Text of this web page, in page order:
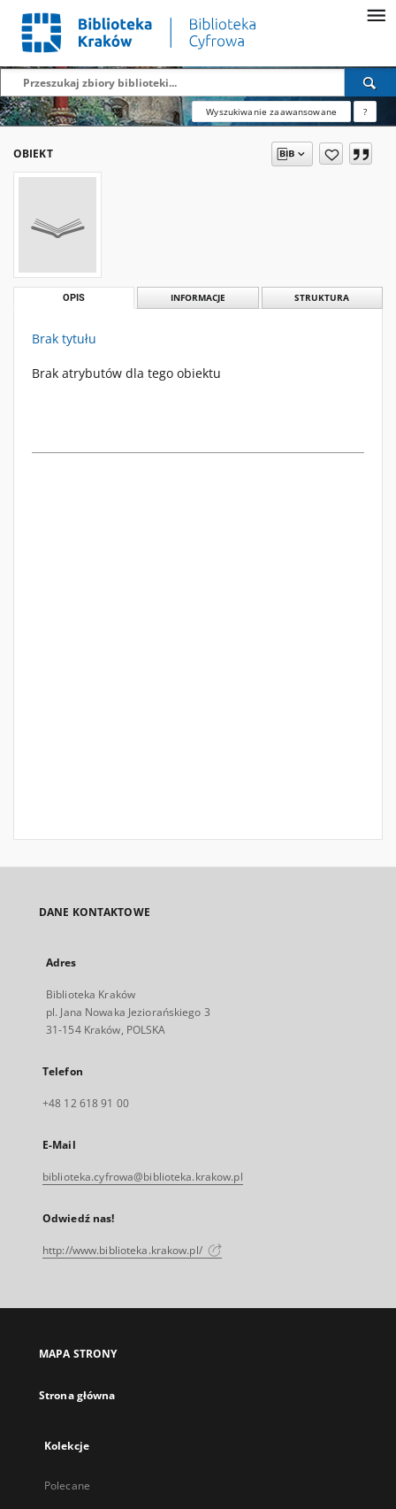
Wyszukiwanie zaawansowane ?
OBIEKT
OPIS INFORMACJE STRUKTURA
Brak tytułu
Brak atrybutów dla tego obiektu
DANE KONTAKTOWE
Adres
Biblioteka Kraków
pl. Jana Nowaka Jeziorańskiego 3
31-154 Kraków, POLSKA
Telefon
+48 12 618 91 00
E-Mail
biblioteka.cyfrowa@biblioteka.krakow.pl
Odwiedź nas!
http://www.biblioteka.krakow.pl/
MAPA STRONY
Strona główna
Kolekcje
Polecane